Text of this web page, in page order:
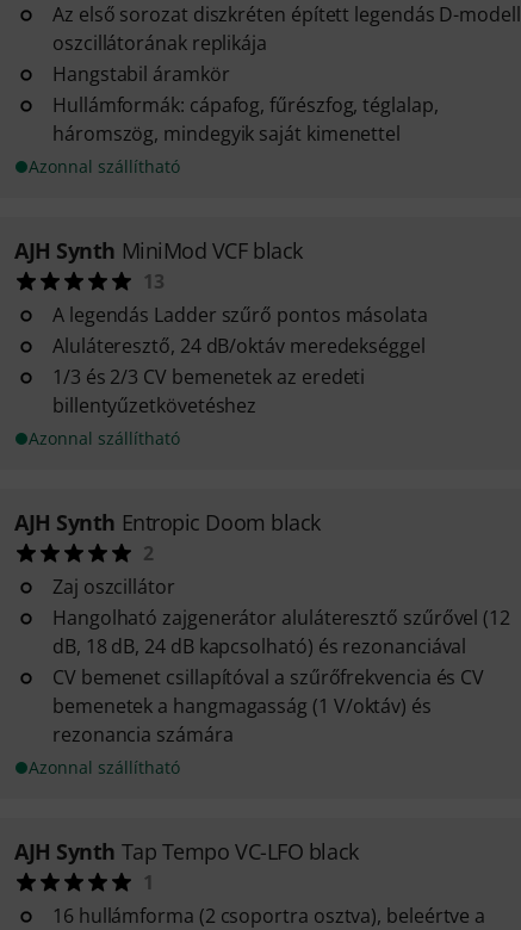
Az első sorozat diszkréten épített legendás D-modell
oszcillátorának replikája
Hangstabil áramkör
Hullámformák: cápafog, fűrészfog, téglalap,
háromszög, mindegyik saját kimenettel
Azonnal szállítható
AJH Synth MiniMod VCF black
13
A legendás Ladder szűrő pontos másolata
Aluláteresztő, 24 dB/oktáv meredekséggel
1/3 és 2/3 CV bemenetek az eredeti
billentyűzetkövetéshez
Azonnal szállítható
AJH Synth Entropic Doom black
2
Zaj oszcillátor
Hangolható zajgenerátor aluláteresztő szűrővel (12
dB, 18 dB, 24 dB kapcsolható) és rezonanciával
CV bemenet csillapítóval a szűrőfrekvencia és CV
bemenetek a hangmagasság (1 V/oktáv) és
rezonancia számára
Azonnal szállítható
AJH Synth Tap Tempo VC-LFO black
1
16 hullámforma (2 csoportra osztva), beleértve a